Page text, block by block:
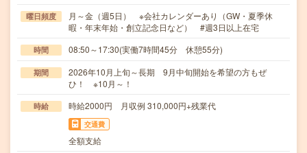
曜日頻度
月～金（週5日） ※会社カレンダーあり（GW・夏季休
暇・年末年始・創立記念日など） #週3日以上在宅
時間 08:50～17:30(実働7時間45分 休憩55分)
期間
2026年10月上旬～長期 9月中旬開始を希望の方もぜ
ひ！ ※10月～！
時給 時給2000円 月収例 310,000円+残業代
交通費
全額支給